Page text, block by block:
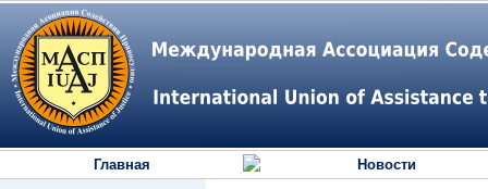
Главная Новости